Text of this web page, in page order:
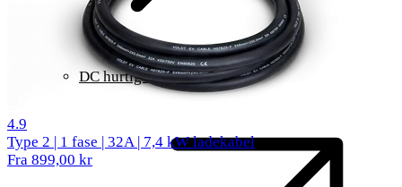
DC hurtigladning
4.9
Type 2 | 1 fase | 32A | 7,4 kW ladekabel
Fra 899,00 kr